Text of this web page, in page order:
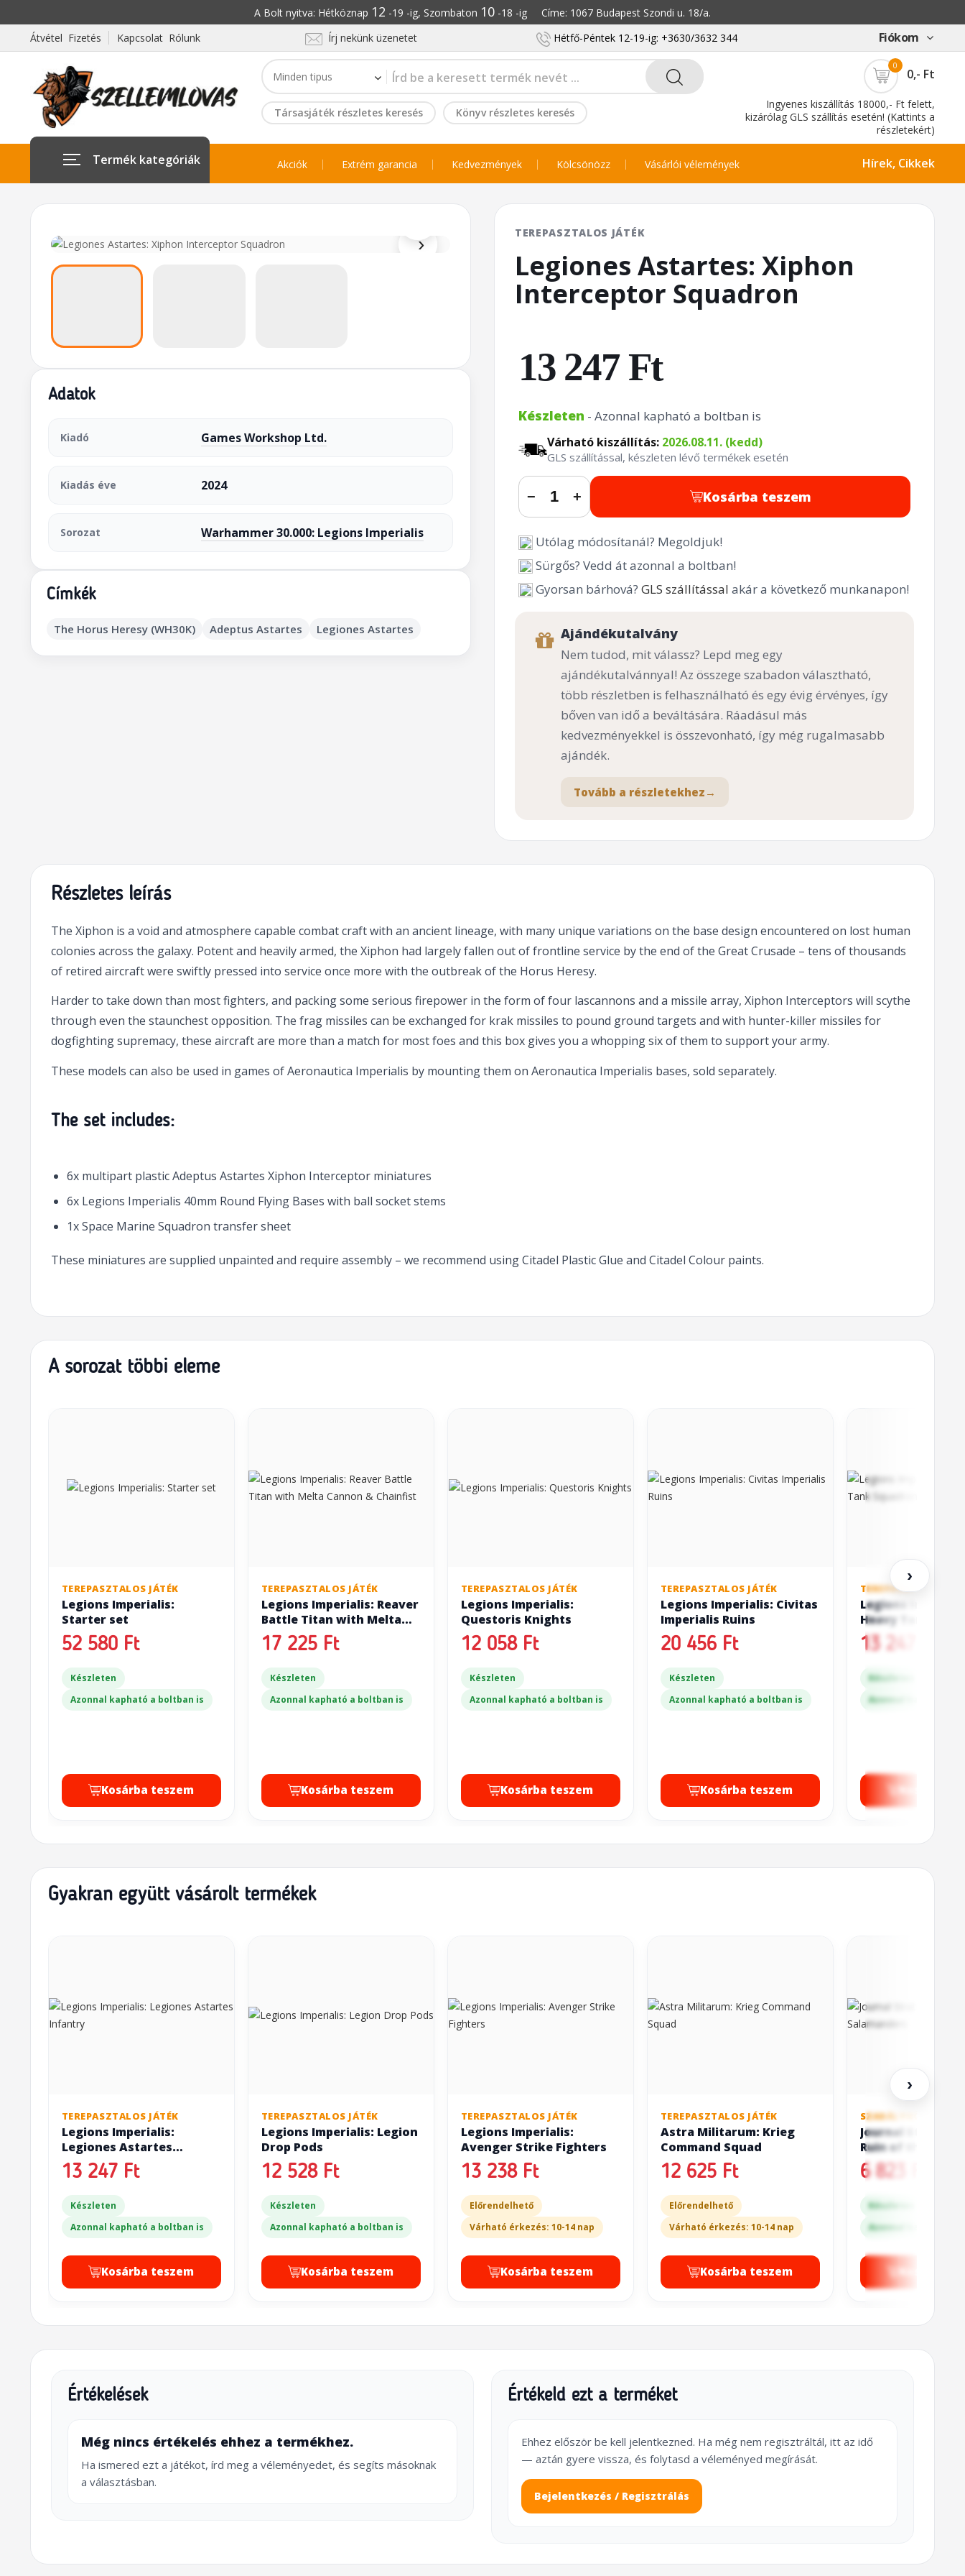
A Bolt nyitva: Hétköznap 12 -19 -ig, Szombaton 10-18 -ig Címe: 1067 Budapest Szondi u. 18/a.
Átvétel Fizetés
Kapcsolat Rólunk Írj nekünk üzenetet Hétfő-Péntek 12-19-ig: +3630/3632 344 Fiókom
Társasjáték részletes keresés Könyv részletes keresés
0
0,- Ft
Ingyenes kiszállítás 18000,- Ft felett,
kizárólag GLS szállítás esetén! (Kattints a
részletekért)
Termék kategóriák Akciók Extrém garancia Kedvezmények Kölcsönözz Vásárlói vélemények Hírek, Cikkek
›
Adatok
Kiadó Games Workshop Ltd.
Kiadás éve 2024
Sorozat Warhammer 30.000: Legions Imperialis
Címkék
The Horus Heresy (WH30K) Adeptus Astartes Legiones Astartes
TEREPASZTALOS JÁTÉK
Legiones Astartes: Xiphon
Interceptor Squadron
13 247 Ft
Készleten - Azonnal kapható a boltban is
Várható kiszállítás: 2026.08.11. (kedd)
GLS szállítással, készleten lévő termékek esetén
− + Kosárba teszem
Utólag módosítanál? Megoldjuk!
Sürgős? Vedd át azonnal a boltban!
Gyorsan bárhová? GLS szállítással akár a következő munkanapon!
Ajándékutalvány
Nem tudod, mit válassz? Lepd meg egy
ajándékutalvánnyal! Az összege szabadon választható,
több részletben is felhasználható és egy évig érvényes, így
bőven van idő a beváltására. Ráadásul más
kedvezményekkel is összevonható, így még rugalmasabb
ajándék.
Tovább a részletekhez →
Részletes leírás
The Xiphon is a void and atmosphere capable combat craft with an ancient lineage, with many unique variations on the base design encountered on lost human
colonies across the galaxy. Potent and heavily armed, the Xiphon had largely fallen out of frontline service by the end of the Great Crusade – tens of thousands
of retired aircraft were swiftly pressed into service once more with the outbreak of the Horus Heresy.
Harder to take down than most fighters, and packing some serious firepower in the form of four lascannons and a missile array, Xiphon Interceptors will scythe
through even the staunchest opposition. The frag missiles can be exchanged for krak missiles to pound ground targets and with hunter-killer missiles for
dogfighting supremacy, these aircraft are more than a match for most foes and this box gives you a whopping six of them to support your army.
These models can also be used in games of Aeronautica Imperialis by mounting them on Aeronautica Imperialis bases, sold separately.
The set includes:
6x multipart plastic Adeptus Astartes Xiphon Interceptor miniatures
6x Legions Imperialis 40mm Round Flying Bases with ball socket stems
1x Space Marine Squadron transfer sheet
These miniatures are supplied unpainted and require assembly – we recommend using Citadel Plastic Glue and Citadel Colour paints.
A sorozat többi eleme
TEREPASZTALOS JÁTÉK
Legions Imperialis:
Starter set
52 580 Ft
Készleten
Azonnal kapható a boltban is
Kosárba teszem
TEREPASZTALOS JÁTÉK
Legions Imperialis: Reaver
Battle Titan with Melta
Cannon & Chainfist
17 225 Ft
Készleten
Azonnal kapható a boltban is
Kosárba teszem
TEREPASZTALOS JÁTÉK
Legions Imperialis:
Questoris Knights
12 058 Ft
Készleten
Azonnal kapható a boltban is
Kosárba teszem
TEREPASZTALOS JÁTÉK
Legions Imperialis: Civitas
Imperialis Ruins
20 456 Ft
Készleten
Azonnal kapható a boltban is
Kosárba teszem
TEREPASZTALOS
Legions
Heavy Tank
13 247 Ft
Készleten
Azonnal kapható a
›
Gyakran együtt vásárolt termékek
TEREPASZTALOS JÁTÉK
Legions Imperialis:
Legiones Astartes
Infantry
13 247 Ft
Készleten
Azonnal kapható a boltban is
Kosárba teszem
TEREPASZTALOS JÁTÉK
Legions Imperialis: Legion
Drop Pods
12 528 Ft
Készleten
Azonnal kapható a boltban is
Kosárba teszem
TEREPASZTALOS JÁTÉK
Legions Imperialis:
Avenger Strike Fighters
13 238 Ft
Előrendelhető
Várható érkezés: 10-14 nap
Kosárba teszem
TEREPASZTALOS JÁTÉK
Astra Militarum: Krieg
Command Squad
12 625 Ft
Előrendelhető
Várható érkezés: 10-14 nap
Kosárba teszem
SZABÁLYKÖNYV
Journal Strategia
Ruin of the
6 823 Ft
Készleten
Azonnal kapható a
›
Értékelések
Még nincs értékelés ehhez a termékhez.
Ha ismered ezt a játékot, írd meg a véleményedet, és segíts másoknak
a választásban.
Értékeld ezt a terméket
Ehhez először be kell jelentkezned. Ha még nem regisztráltál, itt az idő
— aztán gyere vissza, és folytasd a véleményed megírását.
Bejelentkezés / Regisztrálás